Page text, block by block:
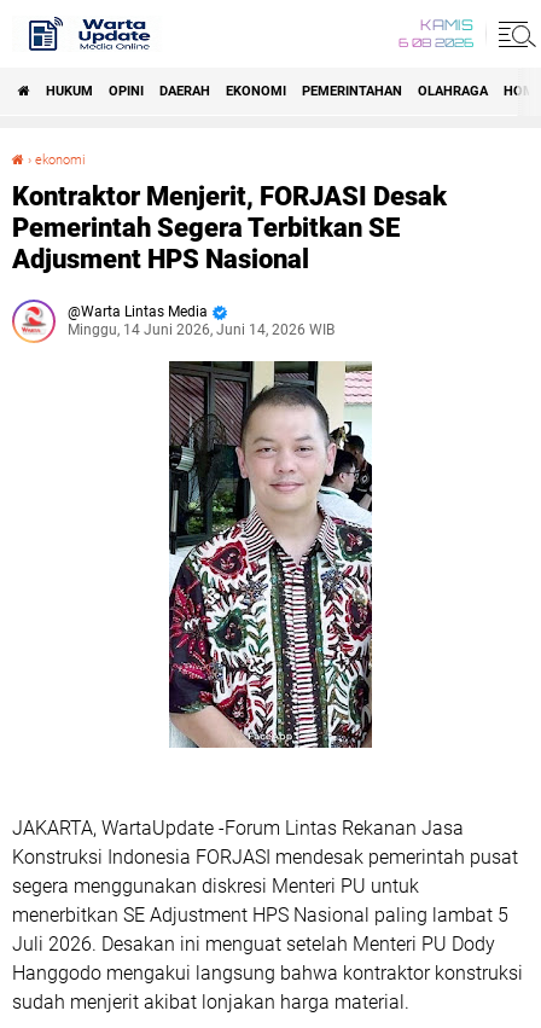
KAMIS
6 08 2026
HUKUM OPINI DAERAH EKONOMI PEMERINTAHAN OLAHRAGA HOME
› ekonomi
Kontraktor Menjerit, FORJASI Desak
Pemerintah Segera Terbitkan SE
Adjusment HPS Nasional
Warta Lintas Media
Minggu, 14 Juni 2026, Juni 14, 2026 WIB
JAKARTA, WartaUpdate -Forum Lintas Rekanan Jasa
Konstruksi Indonesia FORJASI mendesak pemerintah pusat
segera menggunakan diskresi Menteri PU untuk
menerbitkan SE Adjustment HPS Nasional paling lambat 5
Juli 2026. Desakan ini menguat setelah Menteri PU Dody
Hanggodo mengakui langsung bahwa kontraktor konstruksi
sudah menjerit akibat lonjakan harga material.